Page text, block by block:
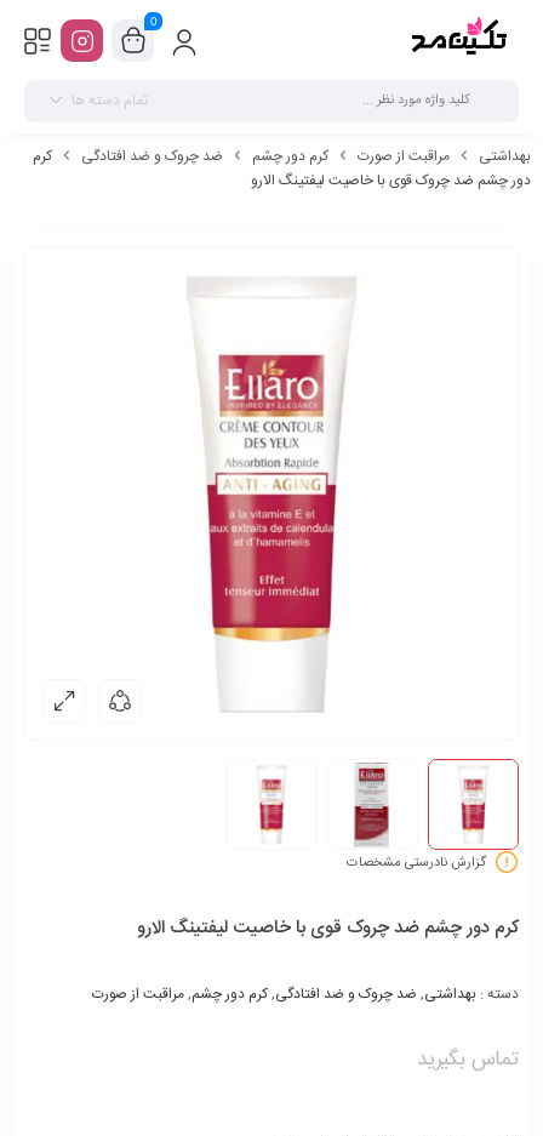
0
تمام دسته ها
بهداشتی مراقبت از صورت کرم دور چشم ضد چروک و ضد افتادگی
کرم
دور چشم ضد چروک قوی با خاصیت لیفتینگ الارو
گزارش نادرستی مشخصات
کرم دور چشم ضد چروک قوی با خاصیت لیفتینگ الارو
دسته : بهداشتی, ضد چروک و ضد افتادگی,کرم دور چشم,مراقبت از صورت
تماس بگیرید